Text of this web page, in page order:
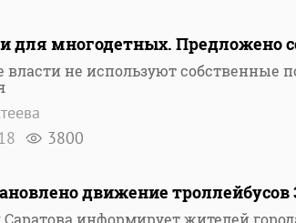
многодетных. Предложено
не используют собственные
3800
движение
информирует жителей